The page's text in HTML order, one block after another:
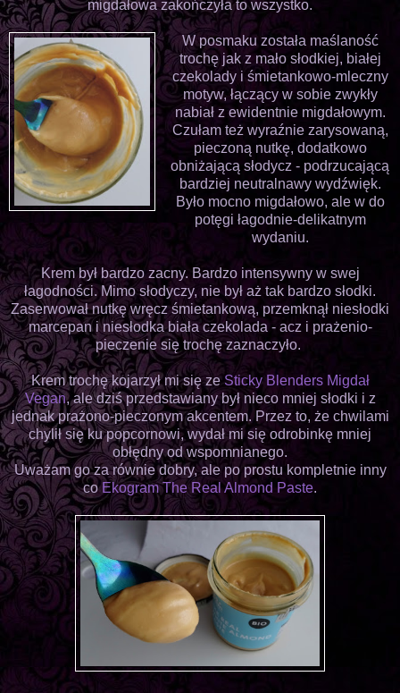
migdałowa zakończyła to wszystko.
W posmaku została maślaność
trochę jak z mało słodkiej, białej
czekolady i śmietankowo-mleczny
motyw, łączący w sobie zwykły
nabiał z ewidentnie migdałowym.
Czułam też wyraźnie zarysowaną,
pieczoną nutkę, dodatkowo
obniżającą słodycz - podrzucającą
bardziej neutralnawy wydźwięk.
Było mocno migdałowo, ale w do
potęgi łagodnie-delikatnym
wydaniu.
Krem był bardzo zacny. Bardzo intensywny w swej
łagodności. Mimo słodyczy, nie był aż tak bardzo słodki.
Zaserwował nutkę wręcz śmietankową, przemknął niesłodki
marcepan i niesłodka biała czekolada - acz i prażenio-
pieczenie się trochę zaznaczyło.
Krem trochę kojarzył mi się zeSticky Blenders Migdał
Vegan, ale dziś przedstawiany był nieco mniej słodki i z
jednak prażono-pieczonym akcentem. Przez to, że chwilami
chylił się ku popcornowi, wydał mi się odrobinkę mniej
obłędny od wspomnianego.
Uważam go za równie dobry, ale po prostu kompletnie inny
coEkogram The Real Almond Paste.